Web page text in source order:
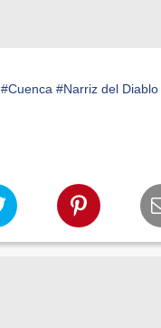
#Cuenca #Narriz del Diablo